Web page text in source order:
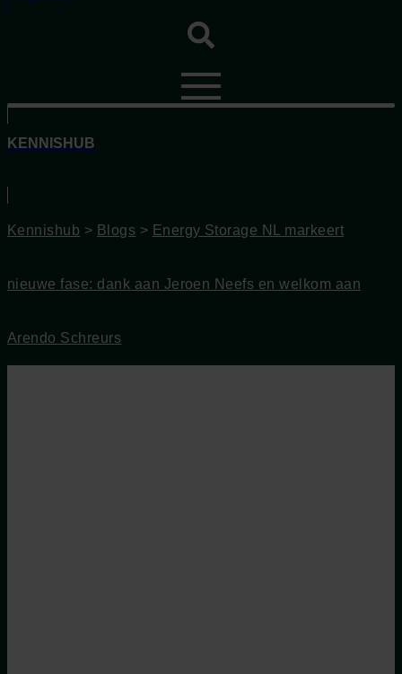
KENNISHUB
Kennishub > Blogs > Energy Storage NL markeert
nieuwe fase: dank aan Jeroen Neefs en welkom aan
Arendo Schreurs